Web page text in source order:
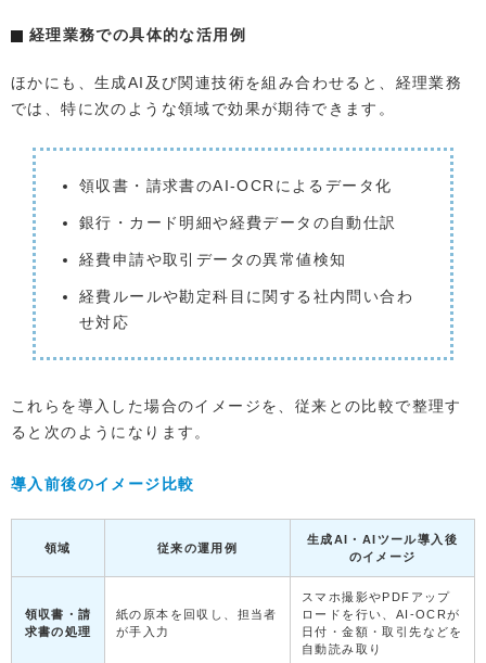
経理業務での具体的な活用例
ほかにも、生成AI及び関連技術を組み合わせると、経理業務
では、特に次のような領域で効果が期待できます。
領収書・請求書のAI-OCRによるデータ化
銀行・カード明細や経費データの自動仕訳
経費申請や取引データの異常値検知
経費ルールや勘定科目に関する社内問い合わ
せ対応
これらを導入した場合のイメージを、従来との比較で整理す
ると次のようになります。
導入前後のイメージ比較
領域 従来の運用例
生成AI・AIツール導入後
のイメージ
領収書・請
求書の処理
紙の原本を回収し、担当者
が手入力
スマホ撮影やPDFアップ
ロードを行い、AI-OCRが
日付・金額・取引先などを
自動読み取り